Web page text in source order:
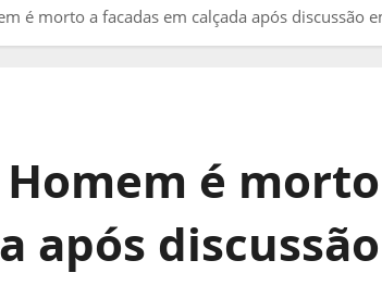
é morto a facadas em calçada após discussão
Homem é
após